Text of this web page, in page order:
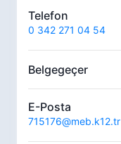
Telefon
0 342 271 04 54
Belgegeçer
E-Posta
715176@meb.k12.tr